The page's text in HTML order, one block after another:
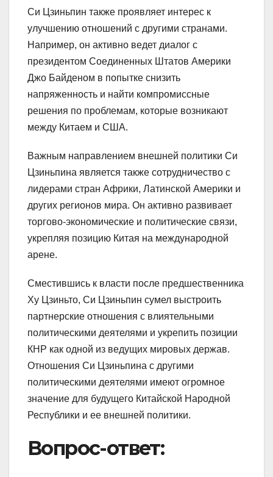
Си Цзиньпин также проявляет интерес к
улучшению отношений с другими странами.
Например, он активно ведет диалог с
президентом Соединенных Штатов Америки
Джо Байденом в попытке снизить
напряженность и найти компромиссные
решения по проблемам, которые возникают
между Китаем и США.
Важным направлением внешней политики Си
Цзиньпина является также сотрудничество с
лидерами стран Африки, Латинской Америки и
других регионов мира. Он активно развивает
торгово-экономические и политические связи,
укрепляя позицию Китая на международной
арене.
Сместившись к власти после предшественника
Ху Цзиньто, Си Цзиньпин сумел выстроить
партнерские отношения с влиятельными
политическими деятелями и укрепить позиции
КНР как одной из ведущих мировых держав.
Отношения Си Цзиньпина с другими
политическими деятелями имеют огромное
значение для будущего Китайской Народной
Республики и ее внешней политики.
Вопрос-ответ: